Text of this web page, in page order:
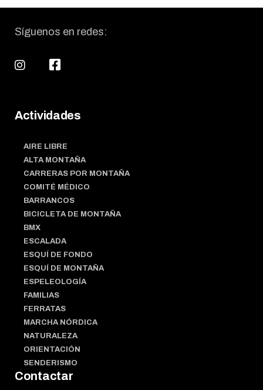
Síguenos en redes:
Actividades
AIRE LIBRE
ALTA MONTAÑA
CARRERAS POR MONTAÑA
COMITÉ MÉDICO
BARRANCOS
BICICLETA DE MONTAÑA
BMX
ESCALADA
ESQUÍ DE FONDO
ESQUÍ DE MONTAÑA
ESPELEOLOGÍA
FAMILIAS
FERRATAS
MARCHA NÓRDICA
NATURALEZA
ORIENTACIÓN
SENDERISMO
Contactar